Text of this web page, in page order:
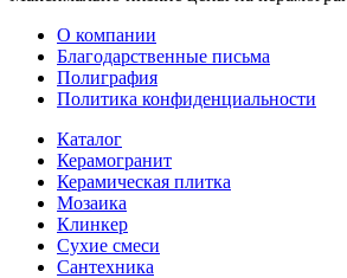
О компании
Благодарственные письма
Полиграфия
Политика конфиденциальности
Каталог
Керамогранит
Керамическая плитка
Мозаика
Клинкер
Сухие смеси
Сантехника